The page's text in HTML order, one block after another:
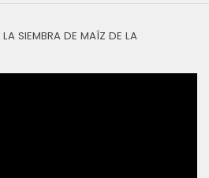
SIEMBRA DE MAÍZ DE LA